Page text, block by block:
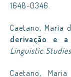
1648-0346.
Caetano, Maria
derivação e a
Linguistic Studies
Caetano,